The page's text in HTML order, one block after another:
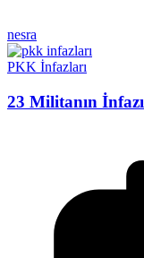
nesra
PKK İnfazları
23 Militanın İnfazı